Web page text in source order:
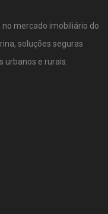
mercado imobiliário do
soluções seguras
urbanos e rurais.